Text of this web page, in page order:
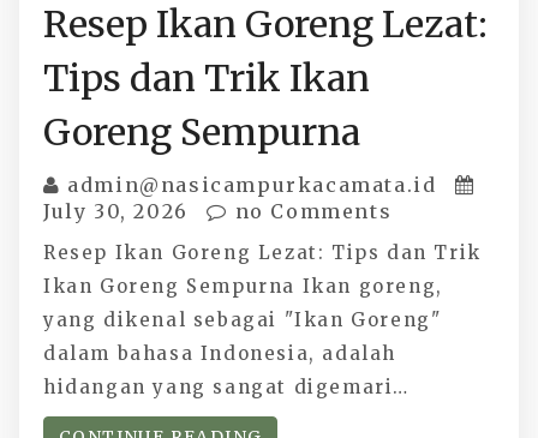
Resep Ikan Goreng Lezat:
Tips dan Trik Ikan
Goreng Sempurna
admin@nasicampurkacamata.id
July 30, 2026
no Comments
Resep Ikan Goreng Lezat: Tips dan Trik
Ikan Goreng Sempurna Ikan goreng,
yang dikenal sebagai "Ikan Goreng"
dalam bahasa Indonesia, adalah
hidangan yang sangat digemari…